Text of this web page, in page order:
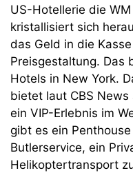
US-Hotellerie die
kristallisiert sich
das Geld in die
Preisgestaltung. Das
Hotels in New York.
bietet laut CBS
ein VIP-Erlebnis im
gibt es ein
Butlerservice, ein
Helikoptertransport